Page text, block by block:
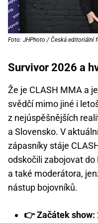
Foto: JHPhoto / Česká editoriální
Survivor 2026 a
Že je CLASH MMA a
svědčí mimo jiné i
z nejúspěšnějších
a Slovensko. V
zápasníky stáje
odskočili zabojovat do
a také moderátora,
nástup bojovníků.
👉 Začátek show: